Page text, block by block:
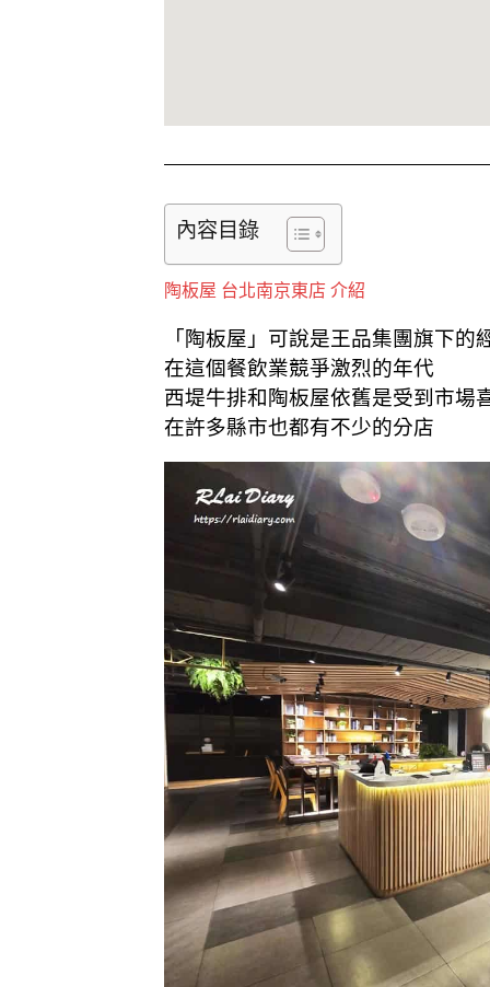
內容目錄
陶板屋 台北南京東店 介紹
「陶板屋」可說是王品集團旗下的
在這個餐飲業競爭激烈的年代
西堤牛排和陶板屋依舊是受到市場
在許多縣市也都有不少的分店